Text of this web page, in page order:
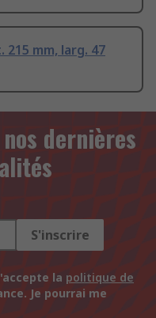
215 mm, larg. 47
dernières
S'inscrire
la politique de
Je pourrai me